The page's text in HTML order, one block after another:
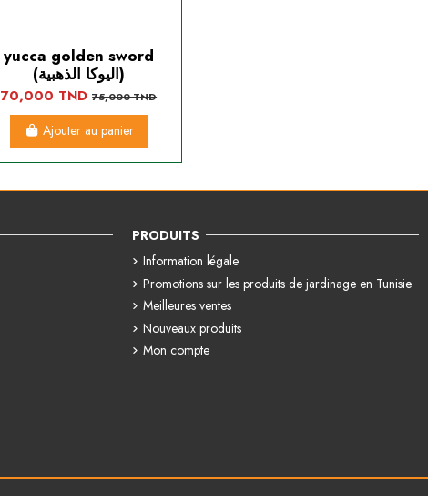
yucca golden sword
(اليوكا الذهبية)
70,000 TND75,000 TND
Ajouter au panier
PRODUITS
Information légale
Promotions sur les produits de jardinage en Tunisie
Meilleures ventes
Nouveaux produits
Mon compte